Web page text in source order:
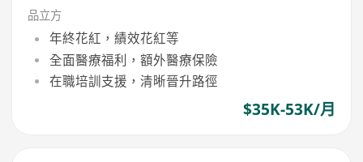
品立方
年終花紅，績效花紅等
全面醫療福利，額外醫療保險
在職培訓支援，清晰晉升路徑
$35K-53K/月